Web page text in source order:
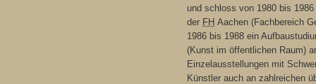
und schloss von 1980 bis
der FH Aachen (Fachbereich
1986 bis 1988 ein
(Kunst im öffentlichen Raum)
Einzelausstellungen mit
Künstler auch an zahlreichen